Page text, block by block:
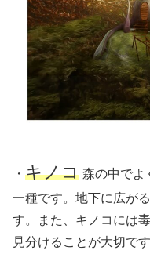
・ キノコ 森の中でよ
一種です。地下に広が
す。また、キノコには
見分けることが大切です